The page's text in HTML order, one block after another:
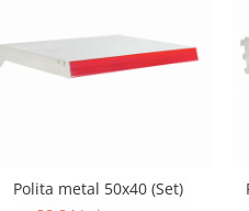
Polita metal 50x40 (Set)